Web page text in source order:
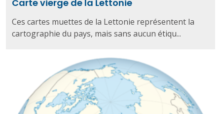
Carte vierge de la Lettonie
Ces cartes muettes de la Lettonie représentent la
cartographie du pays, mais sans aucun étiqu...